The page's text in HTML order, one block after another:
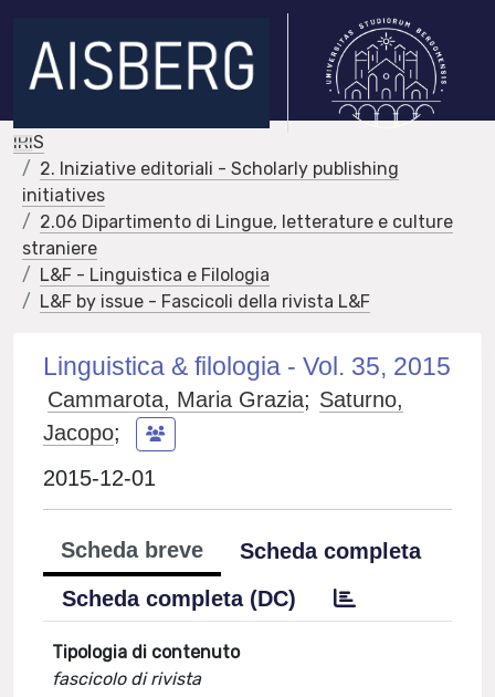
IRIS
2. Iniziative editoriali - Scholarly publishing
initiatives
2.06 Dipartimento di Lingue, letterature e culture
straniere
L&F - Linguistica e Filologia
L&F by issue - Fascicoli della rivista L&F
Linguistica & filologia - Vol. 35, 2015
Cammarota, Maria Grazia; Saturno,
Jacopo;
2015-12-01
Scheda breve
Scheda completa
Scheda completa (DC)
Tipologia di contenuto
fascicolo di rivista